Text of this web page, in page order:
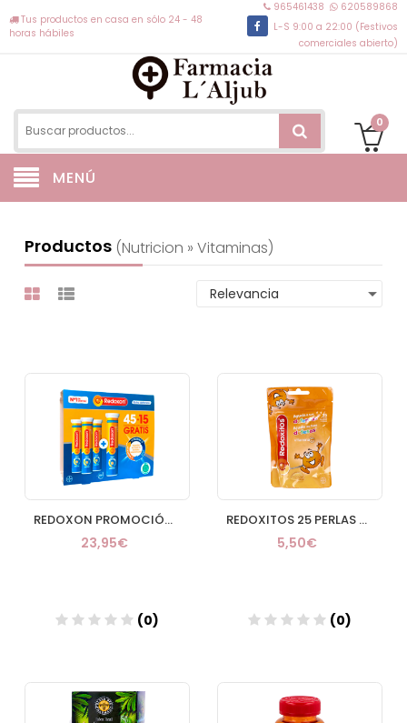
Tus productos en casa en sólo 24 - 48
horas hábiles
965461438
620589868
L-S 9:00 a 22:00 (Festivos
comerciales abierto)
0
MENÚ
Productos (nutricion » Vitaminas)
REDOXON PROMOCIÓN 45+15
23,95€
(0)
Añadir
REDOXITOS 25 PERLAS BLANDAS
5,50€
(0)
Añadir